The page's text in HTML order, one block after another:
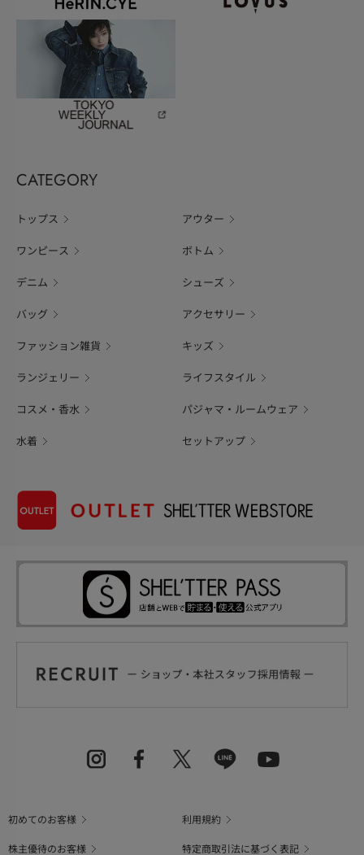
CATEGORY
トップス アウター
ワンピース ボトム
デニム シューズ
バッグ アクセサリー
ファッション雑貨 キッズ
ランジェリー ライフスタイル
コスメ・香水 パジャマ・ルームウェア
水着 セットアップ
初めてのお客様
利用規約
株主優待のお客様
特定商取引法に基づく表記